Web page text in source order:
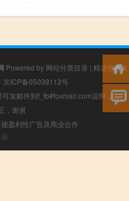
Powered by 网站分类目录 | 精选推荐文
京ICP备05039112号
发邮件到f_fb#foxmail.com说明，我们
，谢谢
盈利性广告及商业合作